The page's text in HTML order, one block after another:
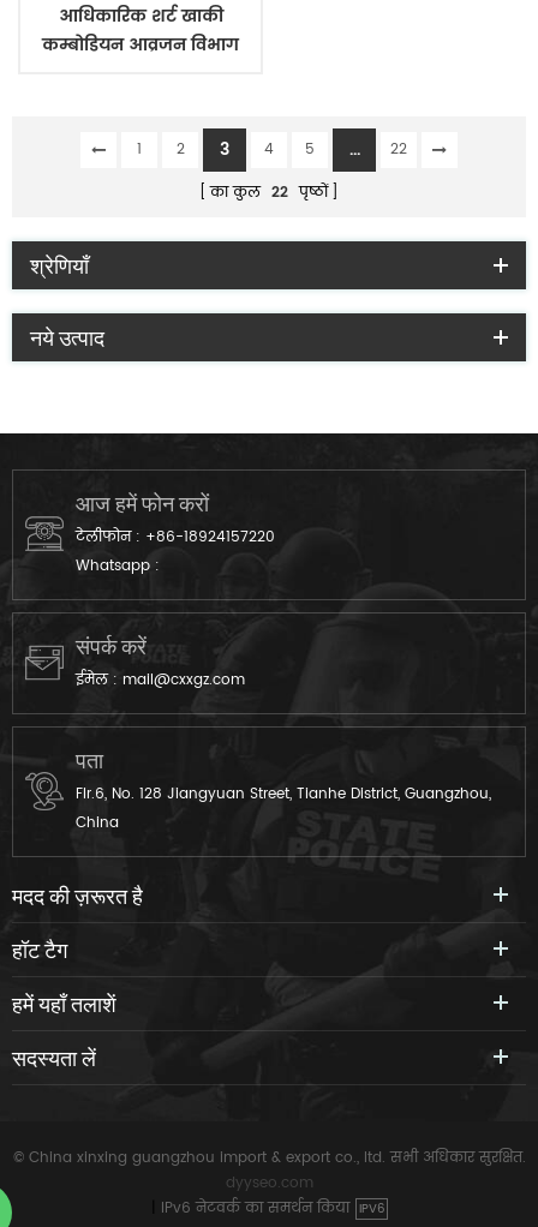
आधिकारिक शर्ट खाकी
कम्बोडियन आव्रजन विभाग
1 2 3 4 5 ...
22
का कुल 22 पृष्ठों
श्रेणियाँ
नये उत्पाद
आज हमें फोन करों
टेलीफोन : +86-18924157220
Whatsapp :
संपर्क करें
ईमेल : mail@cxxgz.com
पता
Flr.6, No. 128 Jiangyuan Street, Tianhe District, Guangzhou,
China
मदद की ज़रूरत है
हॉट टैग
हमें यहाँ तलाशें
सदस्यता लें
© China xinxing guangzhou import & export co., ltd. सभी अधिकार सुरक्षित.
dyyseo.com
IPv6 नेटवर्क का समर्थन किया IPV6